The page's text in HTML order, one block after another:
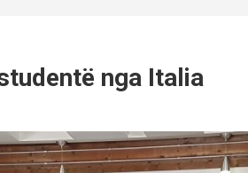
nga Italia